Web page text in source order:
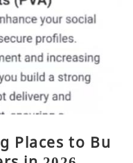
Places to Bu